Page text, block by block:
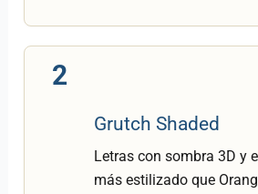
2
Grutch Shaded
Letras con sombra 3D y
más estilizado que